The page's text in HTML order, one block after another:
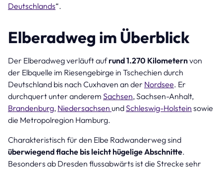
Deutschlands“.
Elberadweg im Überblick
Der Elberadweg verläuft aufrund 1.270 Kilometernvon
der Elbquelle im Riesengebirge in Tschechien durch
Deutschland bis nach Cuxhaven an der Nordsee. Er
durchquert unter anderem Sachsen, Sachsen-Anhalt,
Brandenburg, Niedersachsen undSchleswig-Holstein sowie
die Metropolregion Hamburg.
Charakteristisch für den Elbe Radwanderweg sind
überwiegend flache bis leicht hügelige Abschnitte.
Besonders ab Dresden flussabwärts ist die Strecke sehr